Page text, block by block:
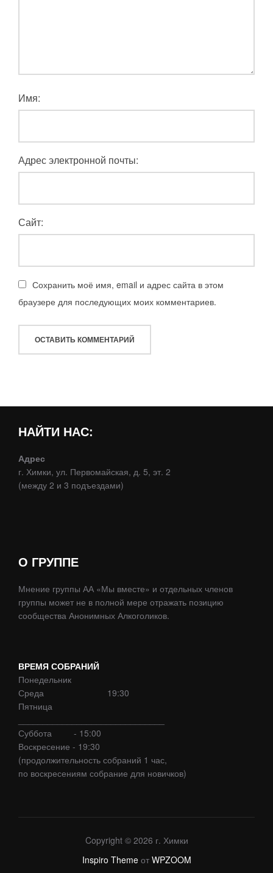
Имя:
Адрес электронной почты:
Сайт:
Сохранить моё имя, email и адрес сайта в этом
браузере для последующих моих комментариев.
НАЙТИ НАС:
Адрес
г. Химки, ул. Первомайская, д. 5, эт. 2
(между 2 и 3 подъездами)
О ГРУППЕ
Мнение группы АА «Мы вместе» и отдельных членов
группы может не в полной мере отражать позицию
сообщества Анонимных Алкоголиков.
ВРЕМЯ СОБРАНИЙ
Понедельник
Среда 19:30
Пятница
Суббота - 15:00
Воскресение - 19:30
(продолжительность собраний 1 час,
по воскресениям собрание для новичков)
Copyright © 2026 г. Химки
Inspiro Themeот WPZOOM